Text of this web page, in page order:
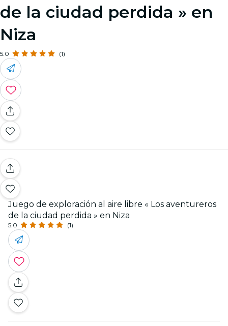
de la ciudad perdida » en
Niza
5.0 (1)
Juego de exploración al aire libre « Los aventureros
de la ciudad perdida » en Niza
5.0 (1)